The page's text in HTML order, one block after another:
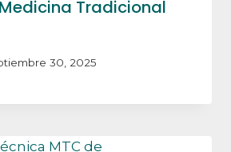
Tradicional
30, 2025